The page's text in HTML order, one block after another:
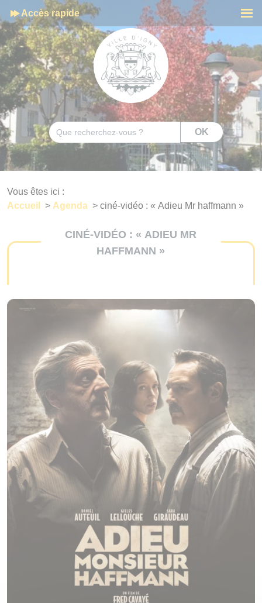
Accès rapide
Rechercher OK
Vous êtes ici :
Accueil
> Agenda > ciné-vidéo : « Adieu Mr haffmann »
CINÉ-VIDÉO : « ADIEU MR
HAFFMANN »
Cookies management panel